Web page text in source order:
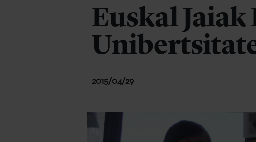
Euskal
2015/04/29